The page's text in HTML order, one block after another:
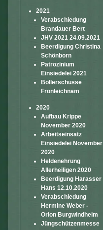
2021
Verabschiedung
Brandauer Bert
JHV 2021 24.09.2021
Beerdigung Christina
Schönborn
Patrozinium
Einsiedelei 2021
Böllerschüsse
Fronleichnam
2020
Aufbau Krippe
November 2020
Arbeitseinsatz
Einsiedelei November
2020
Heldenehrung
Allerheiligen 2020
Beerdigung Harasser
Hans 12.10.2020
Verabschiedung
Hermine Weber -
Orion Burgwindheim
Jüngschützenmesse